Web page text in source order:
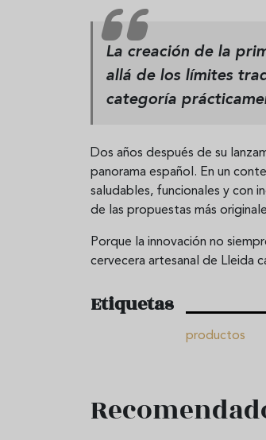
La creación de la
allá de los límites
categoría
Dos años después de su
panorama español. En un
saludables, funcionales y con
de las propuestas más
Porque la innovación no
cervecera artesanal de Lleida
Etiquetas
productos